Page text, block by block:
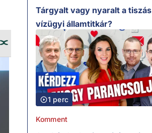
Tárgyalt vagy nyaralt a tiszás
vízügyi államtitkár?
1 perc
Komment